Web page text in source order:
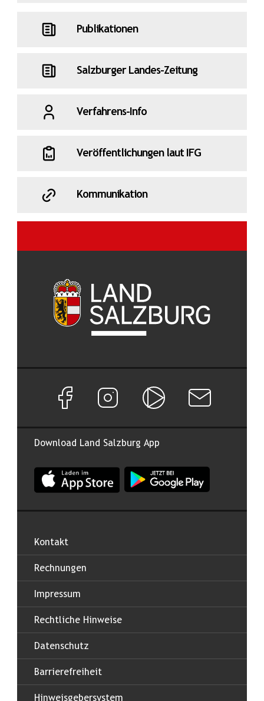
Publikationen
Salzburger Landes-Zeitung
Verfahrens-Info
Veröffentlichungen laut IFG
Kommunikation
Download Land Salzburg App
App Land Salzburg im Apple App Store
App Land Salzburg im
Facebook Seite von Land Salzburg
Instagram Seite von Land Salzburg
Salzburg ONNewsletter
Kontakt
Rechnungen
Impressum
Rechtliche Hinweise
Datenschutz
Barrierefreiheit
Hinweisgebersystem